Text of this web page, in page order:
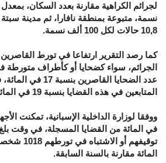
نسمة، متبوعة بمنطقة نافارا، ثم مدينة
10,8 حالات لكل 100 ألف نسمة.
كما رصد التقرير ارتفاعا في تورط
الجرائم، سواء كضحايا أو كأطراف متورطة
عدد الضحايا
المتابعين في هذه القضايا بنسبة 19 في المائة.
في المائة من القضايا المسجلة، في وقت
المائة مقارنة بالسنة السابقة.